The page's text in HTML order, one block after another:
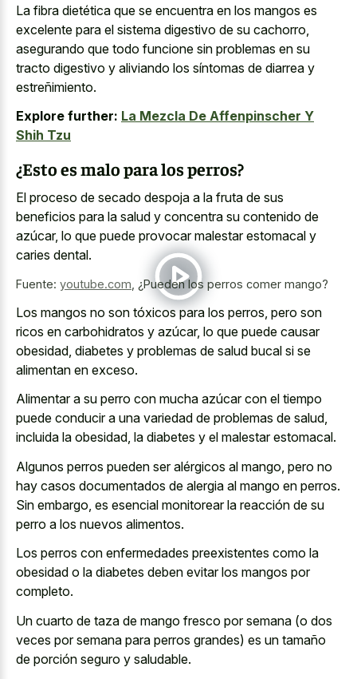
La fibra dietética que se encuentra en los mangos es
excelente para el sistema digestivo de su cachorro,
asegurando que todo funcione sin problemas en su
tracto digestivo y aliviando los síntomas de diarrea y
estreñimiento.
Explore further: La Mezcla De Affenpinscher Y
Shih Tzu
¿Esto es malo para los perros?
El proceso de secado despoja a la fruta de sus
beneficios para la salud y concentra su contenido de
azúcar, lo que puede provocar malestar estomacal y
caries dental.
Fuente: youtube.com ¿Pueden los perros comer mango?
Los mangos no son tóxicos para los perros, pero son
ricos en carbohidratos y azúcar, lo que puede causar
obesidad, diabetes y problemas de salud bucal si se
alimentan en exceso.
Alimentar a su perro con mucha azúcar con el tiempo
puede conducir a una variedad de problemas de salud,
incluida la obesidad, la diabetes y el malestar estomacal.
Algunos perros pueden ser alérgicos al mango, pero no
hay casos documentados de alergia al mango en perros.
Sin embargo, es esencial monitorear la reacción de su
perro a los nuevos alimentos.
Los perros con enfermedades preexistentes como la
obesidad o la diabetes deben evitar los mangos por
completo.
Un cuarto de taza de mango fresco por semana (o dos
veces por semana para perros grandes) es un tamaño
de porción seguro y saludable.